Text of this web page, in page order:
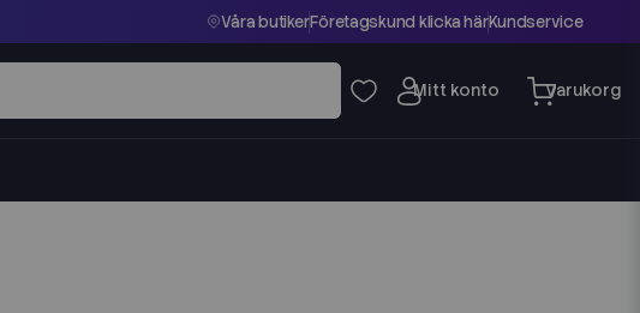
Våra butikerFöretagskund klicka härKundservice